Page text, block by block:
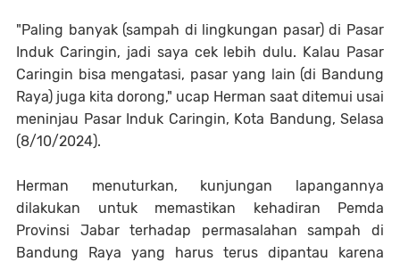
"Paling banyak (sampah di lingkungan pasar) di Pasar
Induk Caringin, jadi saya cek lebih dulu. Kalau Pasar
Caringin bisa mengatasi, pasar yang lain (di Bandung
Raya) juga kita dorong," ucap Herman saat ditemui usai
meninjau Pasar Induk Caringin, Kota Bandung, Selasa
(8/10/2024).
Herman menuturkan, kunjungan lapangannya
dilakukan untuk memastikan kehadiran Pemda
Provinsi Jabar terhadap permasalahan sampah di
Bandung Raya yang harus terus dipantau karena